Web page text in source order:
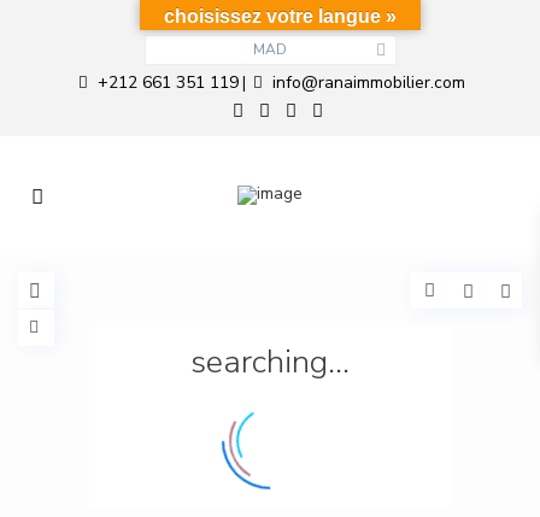
MAD
+212 661 351 119| info@ranaimmobilier.com
searching...
choisissez votre langue »